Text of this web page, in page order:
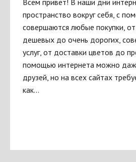
Всем привет! В наши дни
пространство вокруг себя, с
совершаются любые покупки,
дешевых до очень дорогих,
услуг, от доставки цветов до
помощью интернета можно
друзей, но на всех сайтах
как…